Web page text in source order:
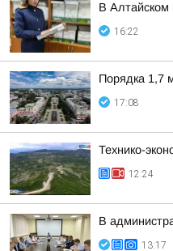
В Алтайском
16:22
Порядка 1,7
17:08
Технико-
12:24
В
13:17